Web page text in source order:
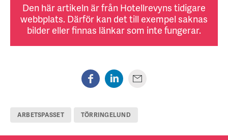
Den här artikeln är från Hotellrevyns tidigare
webbplats. Därför kan det till exempel saknas
bilder eller finnas länkar som inte fungerar.
ARBETSPASSET TÖRRINGELUND